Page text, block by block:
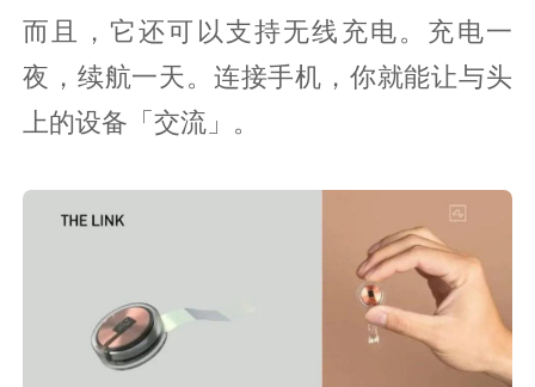
而且，它还可以支持无线充电。充电一
夜，续航一天。连接手机，你就能让与头
上的设备「交流」。